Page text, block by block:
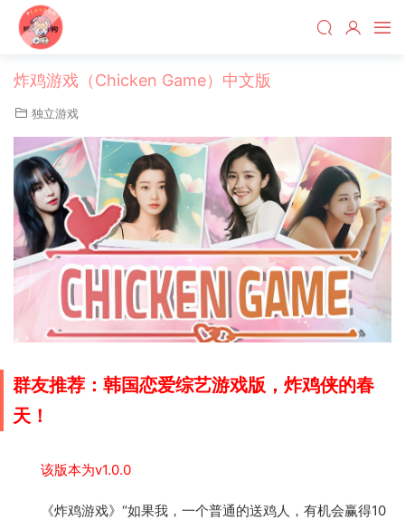
炸鸡游戏（Chicken Game）中文版
独立游戏
群友推荐：韩国恋爱综艺游戏版，炸鸡侠的春
天！
该版本为v1.0.0
《炸鸡游戏》“如果我，一个普通的送鸡人，有机会赢得10